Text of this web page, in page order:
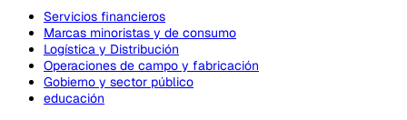
Servicios financieros
Marcas minoristas y de consumo
Logística y Distribución
Operaciones de campo y fabricación
Gobierno y sector público
educación